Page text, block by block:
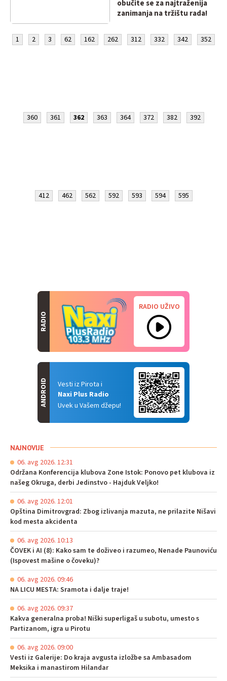
obučite se za najtraženija
zanimanja na tržištu rada!
1 2 3 62 162 262 312 332 342 352
360 361 362 363 364 372 382 392
412 462 562 592 593 594 595
RADIO
RADIO UŽIVO
Vesti iz Pirota i
Naxi Plus Radio
Uvek u Vašem džepu!
ANDROID
NAJNOVIJE
06. avg 2026. 12:31
Održana Konferencija klubova Zone Istok: Ponovo pet klubova iz
našeg Okruga, derbi Jedinstvo - Hajduk Veljko!
06. avg 2026. 12:01
Opština Dimitrovgrad: Zbog izlivanja mazuta, ne prilazite Nišavi
kod mesta akcidenta
06. avg 2026. 10:13
ČOVEK i AI (8): Kako sam te doživeo i razumeo, Nenade Paunoviću
(Ispovest mašine o čoveku)?
06. avg 2026. 09:46
NA LICU MESTA: Sramota i dalje traje!
06. avg 2026. 09:37
Kakva generalna proba! Niški superligaš u subotu, umesto s
Partizanom, igra u Pirotu
06. avg 2026. 09:00
Vesti iz Galerije: Do kraja avgusta izložbe sa Ambasadom
Meksika i manastirom Hilandar